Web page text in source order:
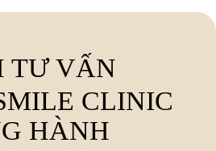
TƯ VẤN
CLINIC
HÀNH